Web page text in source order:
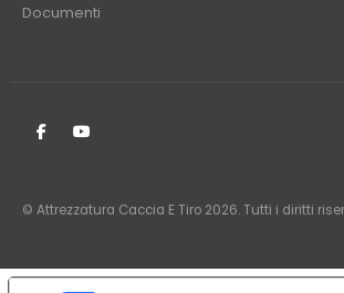
Documenti
© Attrezzatura Caccia E Tiro 2026. Tutti i diritti